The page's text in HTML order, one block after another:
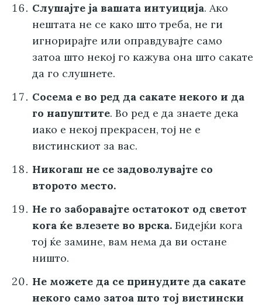
Слушајте ја вашата интуиција. Ако
нештата не се како што треба, не ги
игнорирајте или оправдувајте само
затоа што некој го кажува она што сакате
да го слушнете.
Сосема е во ред да сакате некого и да
го напуштите. Во ред е да знаете дека
иако е некој прекрасен, тој не е
вистинскиот за вас.
Никогаш не се задоволувајте со
второто место.
Не го заборавајте остатокот од светот
кога ќе влезете во врска. Бидејќи кога
тој ќе замине, вам нема да ви остане
ништо.
Не можете да се принудите да сакате
некого само затоа што тој вистински